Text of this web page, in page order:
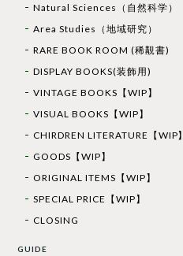
Natural Sciences（自然科学）
Area Studies（地域研究）
RARE BOOK ROOM (稀覯書)
DISPLAY BOOKS(装飾用)
VINTAGE BOOKS【WIP】
VISUAL BOOKS【WIP】
CHIRDREN LITERATURE【WIP】
GOODS【WIP】
ORIGINAL ITEMS【WIP】
SPECIAL PRICE【WIP】
CLOSING
GUIDE